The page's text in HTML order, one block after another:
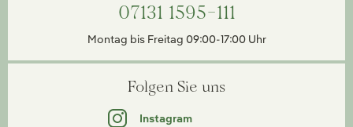
07131 1595-111
Montag bis Freitag 09:00-17:00 Uhr
Folgen Sie uns
Instagram